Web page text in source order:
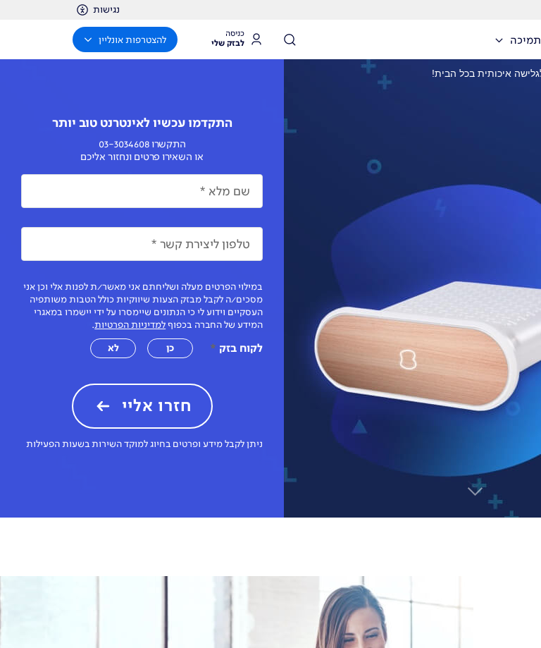
נגישות
תמיכה כניסה
לבזק שלי להצטרפות אונליין
התקדמו עכשיו לאינטרנט טוב יותר
התקשרו 03-3034608
או השאירו פרטים ונחזור אליכם
שם מלא *
טלפון ליצירת קשר *
במילוי הפרטים מעלה ושליחתם אני מאשר/ת לפנות אלי וכן אני
מסכים/ה לקבל מבזק הצעות שיווקיות כולל הטבות משותפיה
העסקיים וידוע לי כי הנתונים שיימסרו על ידי יישמרו במאגרי
המידע של החברה בכפוף למדיניות הפרטיות.
לקוח בזק * כן לא
חזרו אליי
ניתן לקבל מידע ופרטים בחיוג למוקד השירות בשעות הפעילות